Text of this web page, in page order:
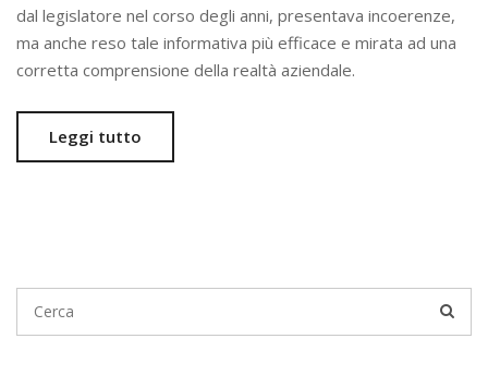
dal legislatore nel corso degli anni, presentava incoerenze,
ma anche reso tale informativa più efficace e mirata ad una
corretta comprensione della realtà aziendale.
Leggi tutto